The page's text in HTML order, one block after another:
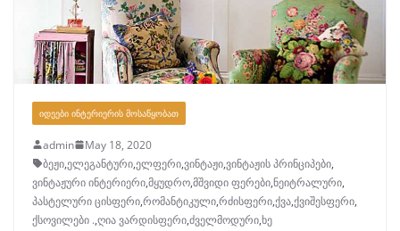
ᲘᲓᲔᲔᲑᲘ ᲘᲜᲢᲔᲠᲘᲔᲠᲘᲡ ᲛᲝᲡᲐᲬᲧᲝᲑᲐᲗ
admin
May 18, 2020
ბეჟი,ელეგანტური,ელფერი,ვინტაჟი,ვინტაჟის პრინციპები,
ვინტაჟური ინტერიერი,მყუდრო,მშვიდი ფერები,ნეიტრალური,
პასტელური ცისფერი,რომანტიკული,რძისფერი,ქვა,ქვიშესფერი,
ქსოვილები .,ღია ვარდისფერი,ძველმოდური,ხე